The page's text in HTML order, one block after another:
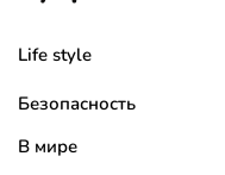
Life style
Безопасность
В мире